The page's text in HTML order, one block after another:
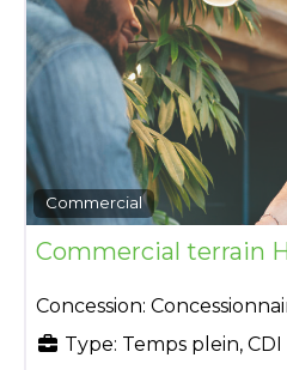
Commercial
Commercial terrain
Concession:
Type: Temps plein, CDI